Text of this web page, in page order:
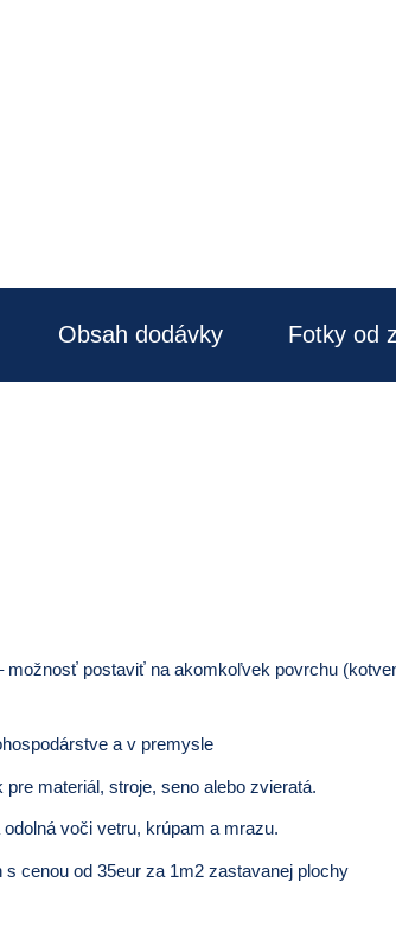
Obsah dodávky Fotky od
možnosť postaviť na akomkoľvek povrchu
a v premysle
materiál, stroje, seno alebo zvieratá.
voči vetru, krúpam a mrazu.
cenou od 35eur za 1m2 zastavanej plochy